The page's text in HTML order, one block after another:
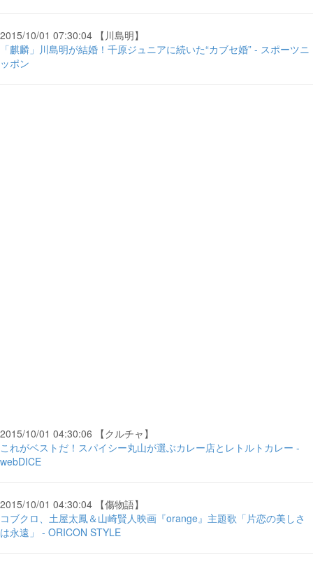
2015/10/01 07:30:04 【川島明】
「麒麟」川島明が結婚！千原ジュニアに続いた“カブセ婚” - スポーツニ
ッポン
2015/10/01 04:30:06 【クルチャ】
これがベストだ！スパイシー丸山が選ぶカレー店とレトルトカレー -
webDICE
2015/10/01 04:30:04 【傷物語】
コブクロ、土屋太鳳＆山崎賢人映画『orange』主題歌「片恋の美しさ
は永遠」 - ORICON STYLE